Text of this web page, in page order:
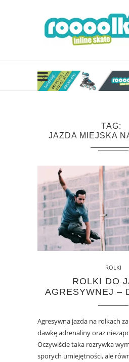
TAG
JAZDA MIEJSKA
ROLKI
ROLKI DO
AGRESYWNEJ –
Agresywna jazda na rolkach
dawkę adrenaliny oraz
Oczywiście taka rozrywka
sporych umiejętności, ale